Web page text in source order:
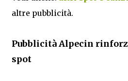
altre pubblicità.
Pubblicità Alpecin
spot